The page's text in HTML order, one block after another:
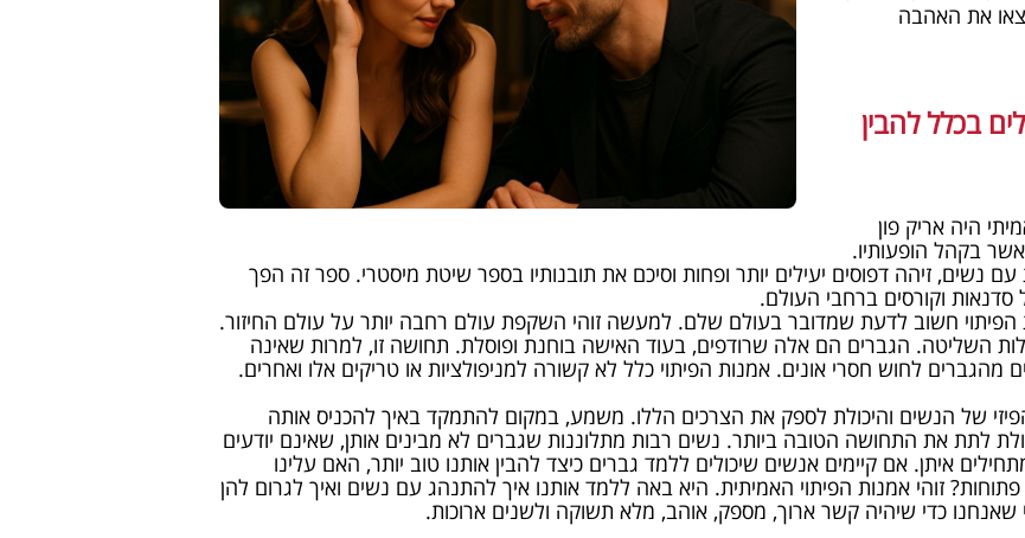
את האהבה
בכלל להבין
היה אריק פון
בקהל הופעותיו.
נשים, זיהה דפוסים יעילים יותר ופחות וסיכם את תובנותיו בספר שיטת מיסטרי. ספר זה הפך
וקורסים ברחבי העולם.
הפיתוי חשוב לדעת שמדובר בעולם שלם. למעשה זוהי השקפת עולם רחבה יותר על עולם החיזור.
השליטה. הגברים הם אלה שרודפים, בעוד האישה בוחנת ופוסלת. תחושה זו, למרות שאינה
לחוש חסרי אונים. אמנות הפיתוי כלל לא קשורה למניפולציות או טריקים אלו ואחרים.
של הנשים והיכולת לספק את הצרכים הללו. משמע, במקום להתמקד באיך להכניס אותה
לתת את התחושה הטובה ביותר. נשים רבות מתלוננות שגברים לא מבינים אותן, שאינם יודעים
איתן. אם קיימים אנשים שיכולים ללמד גברים כיצד להבין אותנו טוב יותר, האם עלינו
זוהי אמנות הפיתוי האמיתית. היא באה ללמד אותנו איך להתנהג עם נשים ואיך לגרום להן
כדי שיהיה קשר ארוך, מספק, אוהב, מלא תשוקה ולשנים ארוכות.